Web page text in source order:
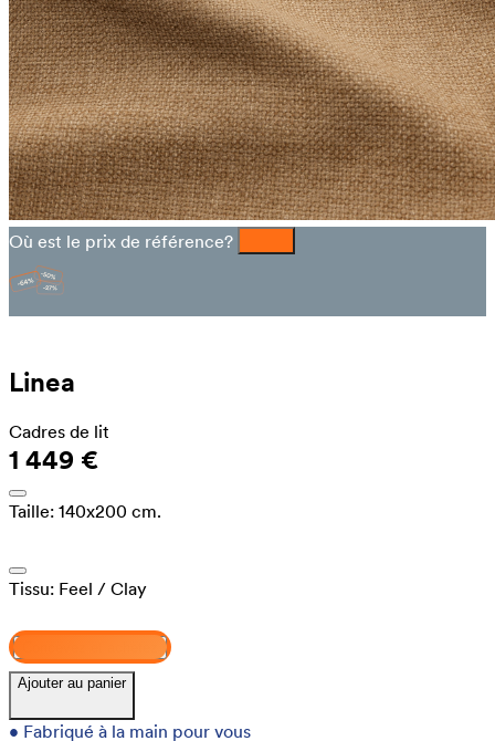
Où est le prix de référence?
Linea
Cadres de lit
1 449 €
Taille: 140x200 cm.
Tissu: Feel / Clay
Ajouter au panier
• Fabriqué à la main pour vous